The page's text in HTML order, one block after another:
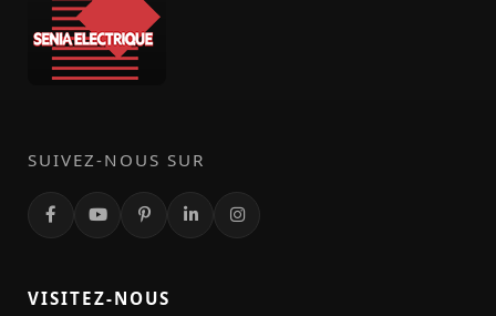
SUIVEZ-NOUS SUR
VISITEZ-NOUS